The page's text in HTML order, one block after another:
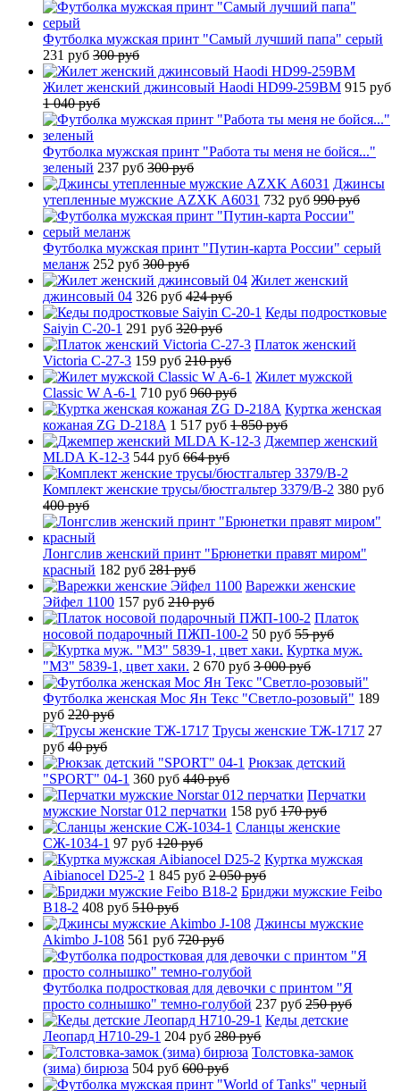
Футболка мужская принт "Самый лучший папа" серый
231 руб 300 руб
Жилет женский джинсовый Haodi HD99-259BM 915 руб
1 040 руб
Футболка мужская принт "Работа ты меня не бойся..."
зеленый 237 руб 300 руб
Джинсы
утепленные мужские AZXK A6031 732 руб 990 руб
Футболка мужская принт "Путин-карта России" серый
меланж 252 руб 300 руб
Жилет женский
джинсовый 04 326 руб 424 руб
Кеды подростковые
Saiyin C-20-1 291 руб 320 руб
Платок женский
Victoria C-27-3 159 руб 210 руб
Жилет мужской
Classic W A-6-1 710 руб 960 руб
Куртка женская
кожаная ZG D-218A 1 517 руб 1 850 руб
Джемпер женский
MLDA K-12-3 544 руб 664 руб
Комплект женские трусы/бюстгальтер 3379/B-2 380 руб
400 руб
Лонгслив женский принт "Брюнетки правят миром"
красный 182 руб 281 руб
Варежки женские
Эйфел 1100 157 руб 210 руб
Платок
носовой подарочный ПЖП-100-2 50 руб 55 руб
Куртка муж.
"М3" 5839-1, цвет хаки. 2 670 руб 3 000 руб
Футболка женская Мос Ян Текс "Светло-розовый" 189
руб 220 руб
Трусы женские ТЖ-1717 27
руб 40 руб
Рюкзак детский
"SPORT" 04-1 360 руб 440 руб
Перчатки
мужские Norstar 012 перчатки 158 руб 170 руб
Сланцы женские
СЖ-1034-1 97 руб 120 руб
Куртка мужская
Aibianocel D25-2 1 845 руб 2 050 руб
Бриджи мужские Feibo
B18-2 408 руб 510 руб
Джинсы мужские
Akimbo J-108 561 руб 720 руб
Футболка подростковая для девочки с принтом "Я
просто солнышко" темно-голубой 237 руб 250 руб
Кеды детские
Леопард H710-29-1 204 руб 280 руб
Толстовка-замок
(зима) бирюза 504 руб 600 руб